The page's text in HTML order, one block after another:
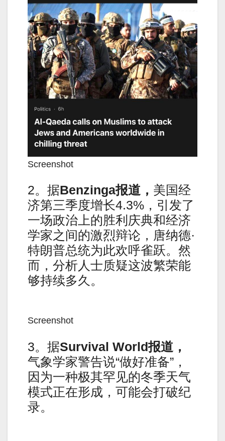
Screenshot
2。据Benzinga报道， 美国经
济第三季度增长4.3%，引发了
一场政治上的胜利庆典和经济
学家之间的激烈辩论，唐纳德·
特朗普总统为此欢呼雀跃。然
而，分析人士质疑这波繁荣能
够持续多久。
Screenshot
3。据Survival World报道，
气象学家警告说“做好准备”，
因为一种极其罕见的冬季天气
模式正在形成，可能会打破纪
录。